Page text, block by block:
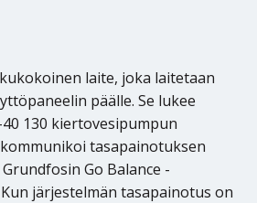
laite, joka laitetaan
päälle. Se lukee
130 kiertovesipumpun
tasapainotuksen
Go Balance -
järjestelmän tasapainotus on